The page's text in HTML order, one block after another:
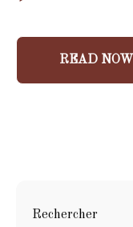
READ NOW
Rechercher